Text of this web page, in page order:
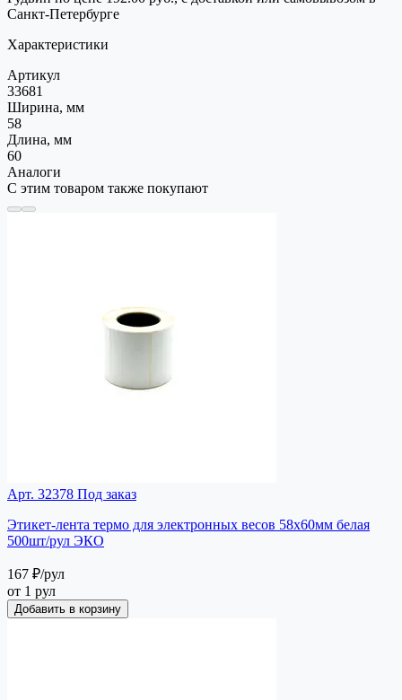
Санкт-Петербурге
Характеристики
Артикул
33681
Ширина, мм
58
Длина, мм
60
Аналоги
С этим товаром также покупают
Арт. 32378 Под заказ
Этикет-лента термо для электронных весов 58х60мм белая
500шт/рул ЭКО
167 ₽/рул
от 1 рул
Добавить в корзину